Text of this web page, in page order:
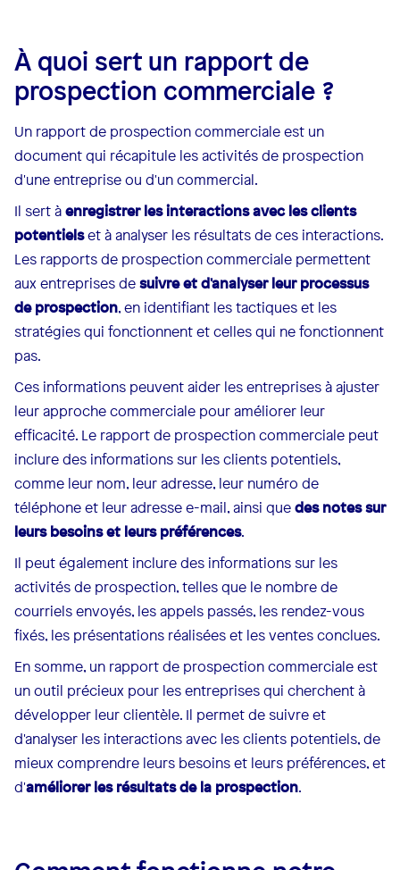
À quoi sert un rapport de
prospection commerciale ?
Un rapport de prospection commerciale est un
document qui récapitule les activités de prospection
d'une entreprise ou d'un commercial.
Il sert àenregistrer les interactions avec les clients
potentielset à analyser les résultats de ces interactions.
Les rapports de prospection commerciale permettent
aux entreprises desuivre et d'analyser leur processus
de prospection, en identifiant les tactiques et les
stratégies qui fonctionnent et celles qui ne fonctionnent
pas.
Ces informations peuvent aider les entreprises à ajuster
leur approche commerciale pour améliorer leur
efficacité. Le rapport de prospection commerciale peut
inclure des informations sur les clients potentiels,
comme leur nom, leur adresse, leur numéro de
téléphone et leur adresse e-mail, ainsi quedes notes sur
leurs besoins et leurs préférences.
Il peut également inclure des informations sur les
activités de prospection, telles que le nombre de
courriels envoyés, les appels passés, les rendez-vous
fixés, les présentations réalisées et les ventes conclues.
En somme, un rapport de prospection commerciale est
un outil précieux pour les entreprises qui cherchent à
développer leur clientèle. Il permet de suivre et
d'analyser les interactions avec les clients potentiels, de
mieux comprendre leurs besoins et leurs préférences, et
d'améliorer les résultats de la prospection.